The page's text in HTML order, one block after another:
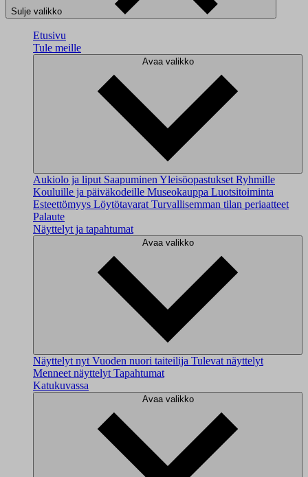
Sulje valikko
Etusivu
Tule meille
Avaa valikko
Aukiolo ja liput Saapuminen Yleisöopastukset Ryhmille
Kouluille ja päiväkodeille Museokauppa Luotsitoiminta
Esteettömyys Löytötavarat Turvallisemman tilan periaatteet
Palaute
Näyttelyt ja tapahtumat
Avaa valikko
Näyttelyt nyt Vuoden nuori taiteilija Tulevat näyttelyt
Menneet näyttelyt Tapahtumat
Katukuvassa
Avaa valikko